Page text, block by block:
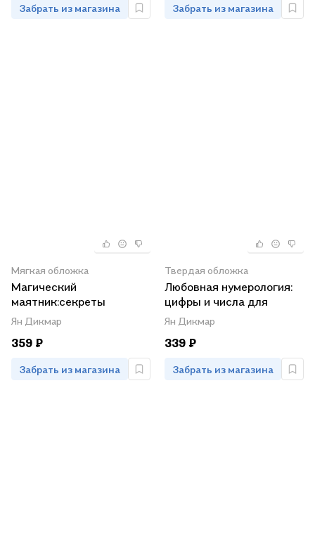
Забрать из магазина Забрать из магазина
Мягкая обложка
Магический
маятник:секреты
биолокации
Ян Дикмар
359 ₽
Забрать из магазина
Твердая обложка
Любовная нумерология:
цифры и числа для
любви, семьи и брака
Ян Дикмар
339 ₽
Забрать из магазина